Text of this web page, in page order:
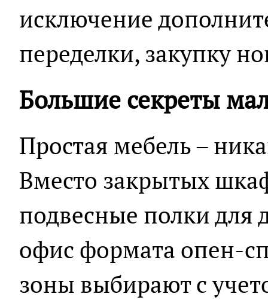
исключение
переделки, закупку
Большие секреты
Простая мебель –
Вместо закрытых
подвесные полки для
офис формата опен-
зоны выбирают с